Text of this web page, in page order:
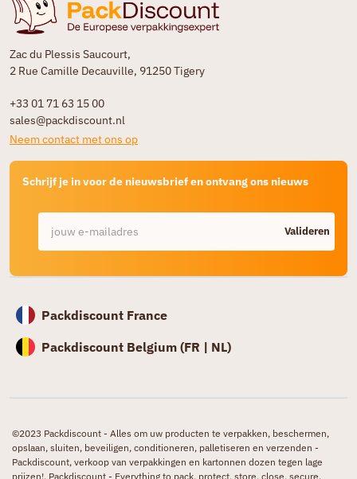
Zac du Plessis Saucourt,
2 Rue Camille Decauville, 91250 Tigery
+33 01 71 63 15 00
sales@packdiscount.nl
Neem contact met ons op
Schrijf je in voor de nieuwsbrief en ontvang ons nieuws
Valideren
Packdiscount France
Packdiscount Belgium (FR | NL)
©2023 Packdiscount - Alles om uw producten te verpakken, beschermen,
opslaan, sluiten, beveiligen, conditioneren, palletiseren en verzenden -
Packdiscount, verkoop van verpakkingen en kartonnen dozen tegen lage
prijzen!. Packdiscount - Everything to pack, protect, store, close, secure,